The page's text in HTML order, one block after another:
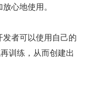
心地使用。
发者可以使用自己的
训练，从而创建出